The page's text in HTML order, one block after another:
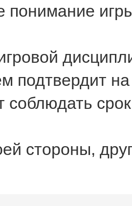
понимание
подтвердит
соблюдать
стороны,